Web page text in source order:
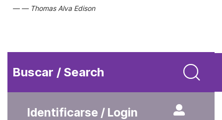
Thomas Alva Edison
Buscar / Search
Identificarse / Login